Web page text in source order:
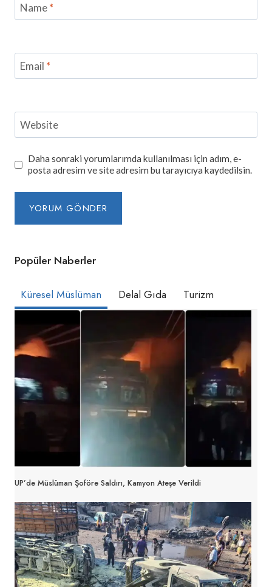
Name*
Email *
Website
Daha sonraki yorumlarımda kullanılması için adım, e-
posta adresim ve site adresim bu tarayıcıya kaydedilsin.
Popüler Naberler
Küresel Müslüman Delal Gıda Turizm
UP’de Müslüman Şoföre Saldırı, Kamyon Ateşe Verildi